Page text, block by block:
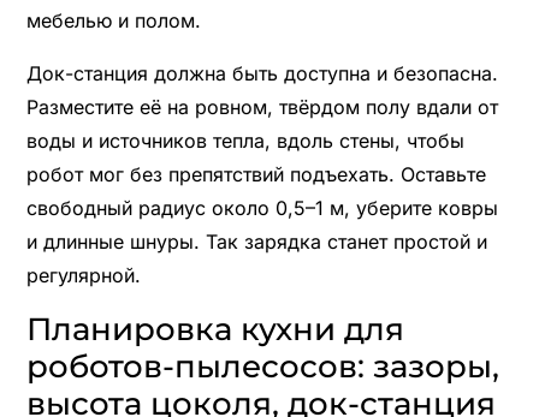
мебелью и полом.
Док-станция должна быть доступна и безопасна.
Разместите её на ровном, твёрдом полу вдали от
воды и источников тепла, вдоль стены, чтобы
робот мог без препятствий подъехать. Оставьте
свободный радиус около 0,5–1 м, уберите ковры
и длинные шнуры. Так зарядка станет простой и
регулярной.
Планировка кухни для
роботов-пылесосов: зазоры,
высота цоколя, док-станция